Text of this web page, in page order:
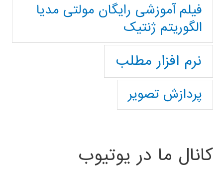
فیلم آموزشی رایگان مولتی مدیا
الگوریتم ژنتیک
نرم افزار مطلب
پردازش تصویر
کانال ما در یوتیوب